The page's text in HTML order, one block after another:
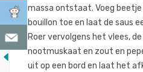
massa ontstaat. Voeg
bouillon toe en laat de saus
Roer vervolgens het vlees,
nootmuskaat en zout en
uit op een bord en laat het